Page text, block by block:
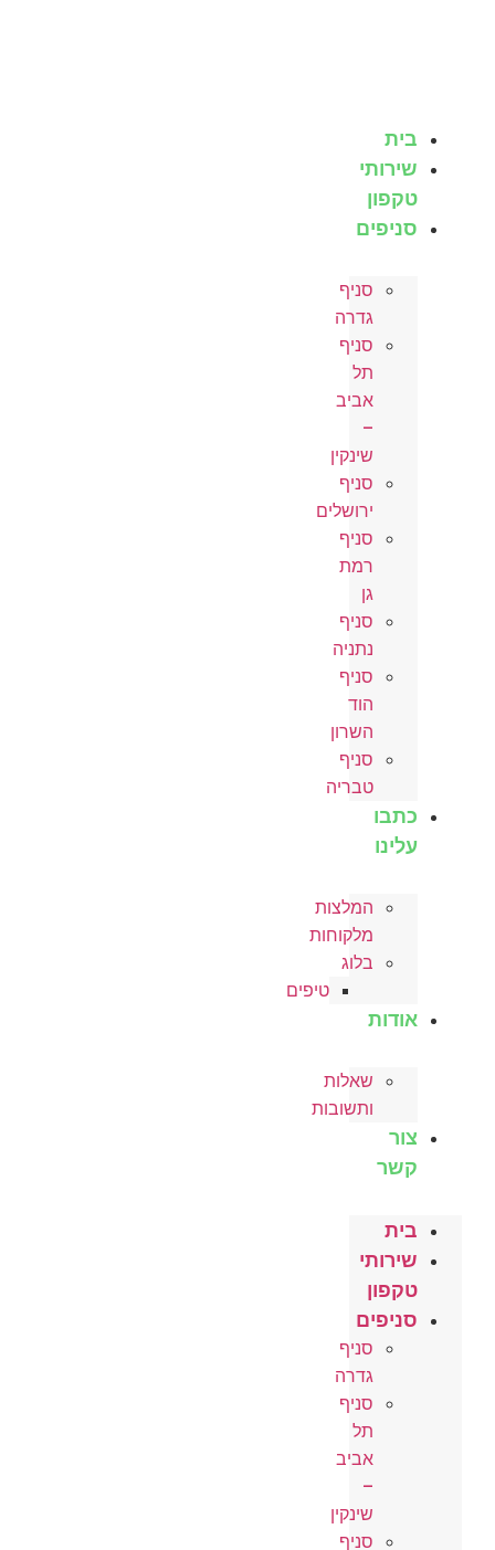
בית
שירותי
טקפון
סניפים
סניף
גדרה
סניף
תל
אביב
–
שינקין
סניף
ירושלים
סניף
רמת
גן
סניף
נתניה
סניף
הוד
השרון
סניף
טבריה
כתבו
עלינו
המלצות
מלקוחות
בלוג
טיפים
אודות
שאלות
ותשובות
צור
קשר
בית
שירותי
טקפון
סניפים
סניף
גדרה
סניף
תל
אביב
–
שינקין
סניף